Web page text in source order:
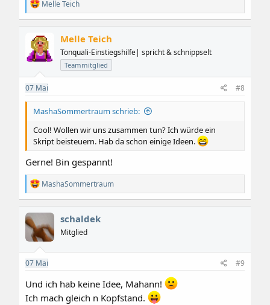
R
e
a
t
i
o
e
n
Melle Teich
Melle Teich
Tonquali-Einstiegshilfe| spricht & schnippselt
Teammitglied
07 Mai #8
MashaSommertraum schrieb:
Cool! Wollen wir uns zusammen tun? Ich würde ein
Skript beisteuern. Hab da schon einige Ideen.
Gerne! Bin gespannt!
R
e
a
k
i
o
n
e
:
MashaSommertraum
schaldek
Mitglied
07 Mai #9
Und ich hab keine Idee, Mahann!
Ich mach gleich n Kopfstand.